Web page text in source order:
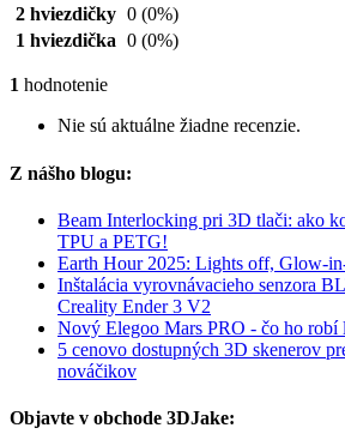
2 hviezdičky 0 (0%)
1 hviezdička 0 (0%)
1 hodnotenie
Nie sú aktuálne žiadne recenzie.
Z nášho blogu:
Beam Interlocking pri 3D tlači: ako
TPU a PETG!
Earth Hour 2025: Lights off, Glow-
Inštalácia vyrovnávacieho senzora
Creality Ender 3 V2
Nový Elegoo Mars PRO - čo ho robí
5 cenovo dostupných 3D skenerov
nováčikov
Objavte v obchode 3DJake: